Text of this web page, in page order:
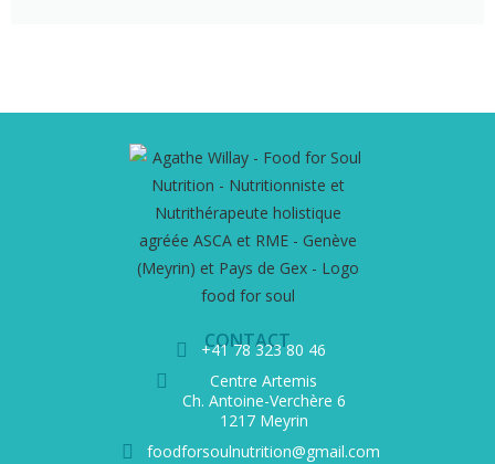
CONTACT
+41 78 323 80 46
Centre Artemis
Ch. Antoine-Verchère 6
1217 Meyrin
foodforsoulnutrition@gmail.com